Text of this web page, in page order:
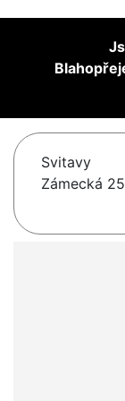
Svitavy
Zámecká